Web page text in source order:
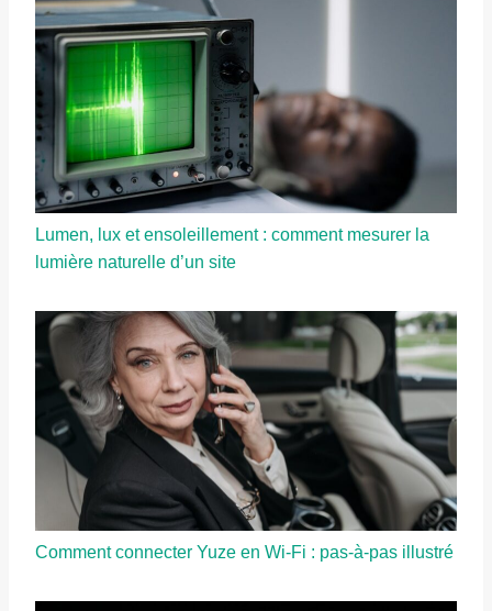
Lumen, lux et ensoleillement : comment mesurer la
lumière naturelle d’un site
Comment connecter Yuze en Wi-Fi : pas-à-pas illustré